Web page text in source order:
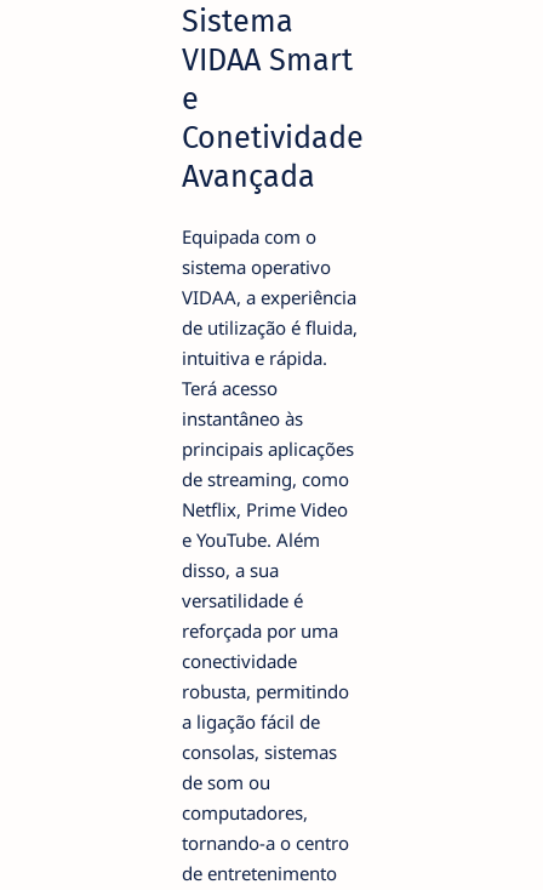
Sistema
VIDAA Smart
e
Conetividade
Avançada
Equipada com o
sistema operativo
VIDAA, a experiência
de utilização é fluida,
intuitiva e rápida.
Terá acesso
instantâneo às
principais aplicações
de streaming, como
Netflix, Prime Video
e YouTube. Além
disso, a sua
versatilidade é
reforçada por uma
conectividade
robusta, permitindo
a ligação fácil de
consolas, sistemas
de som ou
computadores,
tornando-a o centro
de entretenimento